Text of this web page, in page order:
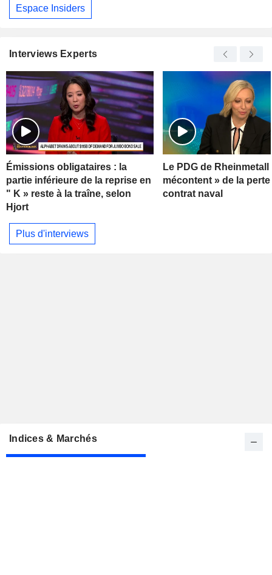
Espace Insiders
Interviews Experts
Émissions obligataires : la
partie inférieure de la reprise en
" K » reste à la traîne, selon
Hjort
Le PDG de
mécontent » de la
contrat naval
Plus d'interviews
Indices & Marchés